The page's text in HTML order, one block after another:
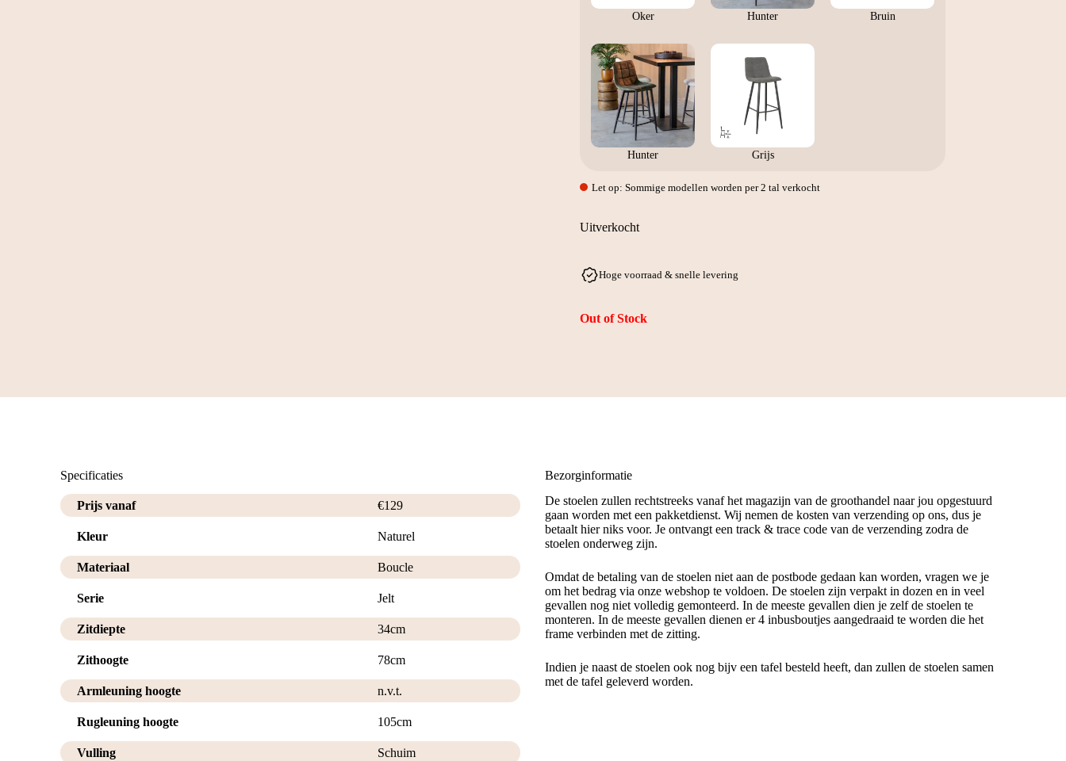
Oker Hunter Bruin
Hunter Grijs
Let op: Sommige modellen worden per 2 tal verkocht
Uitverkocht
Hoge voorraad & snelle levering
Out of Stock
Specificaties
Prijs vanaf €129
Kleur Naturel
Materiaal Boucle
Serie Jelt
Zitdiepte 34cm
Zithoogte 78cm
Armleuning hoogte n.v.t.
Rugleuning hoogte 105cm
Vulling Schuim
Bezorginformatie
De stoelen zullen rechtstreeks vanaf het magazijn van de groothandel naar jou opgestuurd
gaan worden met een pakketdienst. Wij nemen de kosten van verzending op ons, dus je
betaalt hier niks voor. Je ontvangt een track & trace code van de verzending zodra de
stoelen onderweg zijn.
Omdat de betaling van de stoelen niet aan de postbode gedaan kan worden, vragen we je
om het bedrag via onze webshop te voldoen. De stoelen zijn verpakt in dozen en in veel
gevallen nog niet volledig gemonteerd. In de meeste gevallen dien je zelf de stoelen te
monteren. In de meeste gevallen dienen er 4 inbusboutjes aangedraaid te worden die het
frame verbinden met de zitting.
Indien je naast de stoelen ook nog bijv een tafel besteld heeft, dan zullen de stoelen samen
met de tafel geleverd worden.